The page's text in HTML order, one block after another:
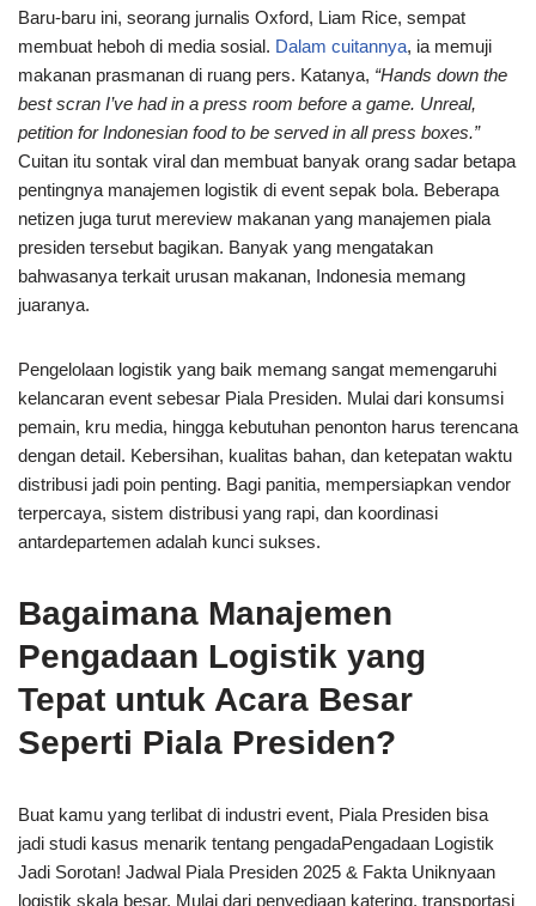
Baru-baru ini, seorang jurnalis Oxford, Liam Rice, sempat
membuat heboh di media sosial. Dalam cuitannya, ia memuji
makanan prasmanan di ruang pers. Katanya, “Hands down the
best scran I’ve had in a press room before a game. Unreal,
petition for Indonesian food to be served in all press boxes.”
Cuitan itu sontak viral dan membuat banyak orang sadar betapa
pentingnya manajemen logistik di event sepak bola. Beberapa
netizen juga turut mereview makanan yang manajemen piala
presiden tersebut bagikan. Banyak yang mengatakan
bahwasanya terkait urusan makanan, Indonesia memang
juaranya.
Pengelolaan logistik yang baik memang sangat memengaruhi
kelancaran event sebesar Piala Presiden. Mulai dari konsumsi
pemain, kru media, hingga kebutuhan penonton harus terencana
dengan detail. Kebersihan, kualitas bahan, dan ketepatan waktu
distribusi jadi poin penting. Bagi panitia, mempersiapkan vendor
terpercaya, sistem distribusi yang rapi, dan koordinasi
antardepartemen adalah kunci sukses.
Bagaimana Manajemen
Pengadaan Logistik yang
Tepat untuk Acara Besar
Seperti Piala Presiden?
Buat kamu yang terlibat di industri event, Piala Presiden bisa
jadi studi kasus menarik tentang pengadaPengadaan Logistik
Jadi Sorotan! Jadwal Piala Presiden 2025 & Fakta Uniknyaan
logistik skala besar. Mulai dari penyediaan katering, transportasi